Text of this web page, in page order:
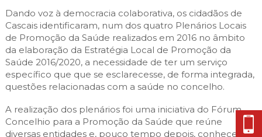
INVESTIR EM CASCAIS
SERVIÇOS
MAPA DO PORTAL
Dando voz à democracia colaborativa, os cidadãos de
Cascais identificaram, num dos quatro Plenários Locais
de Promoção da Saúde realizados em 2016 no âmbito
da elaboração da Estratégia Local de Promoção da
Saúde 2016/2020, a necessidade de ter um serviço
específico que que se esclarecesse, de forma integrada,
questões relacionadas com a saúde no concelho.
A realização dos plenários foi uma iniciativa do Fórum
Concelhio para a Promoção da Saúde que reúne
diversas entidades e, pouco tempo depois, conheceu a